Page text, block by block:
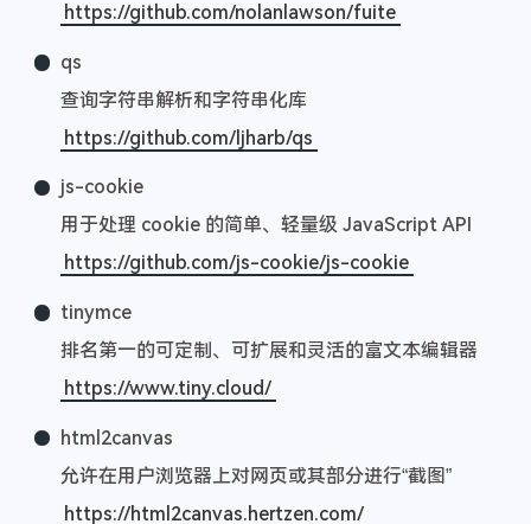
https://github.com/nolanlawson/fuite
qs
查询字符串解析和字符串化库
https://github.com/ljharb/qs
js-cookie
用于处理 cookie 的简单、轻量级 JavaScript API
https://github.com/js-cookie/js-cookie
tinymce
排名第一的可定制、可扩展和灵活的富文本编辑器
https://www.tiny.cloud/
html2canvas
允许在用户浏览器上对网页或其部分进行“截图”
https://html2canvas.hertzen.com/